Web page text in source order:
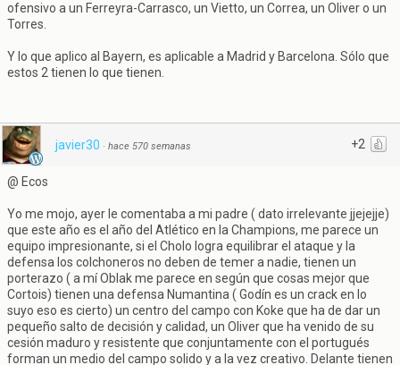
ofensivo a un Ferreyra-Carrasco, un Vietto, un Correa, un Oliver o un
Torres.
Y lo que aplico al Bayern, es aplicable a Madrid y Barcelona. Sólo que
estos 2 tienen lo que tienen.
+2
javier30 · hace 570 semanas
@ Ecos
Yo me mojo, ayer le comentaba a mi padre ( dato irrelevante jjejejje)
que este año es el año del Atlético en la Champions, me parece un
equipo impresionante, si el Cholo logra equilibrar el ataque y la
defensa los colchoneros no deben de temer a nadie, tienen un
porterazo ( a mí Oblak me parece en según que cosas mejor que
Cortois) tienen una defensa Numantina ( Godín es un crack en lo
suyo eso es cierto) un centro del campo con Koke que ha de dar un
pequeño salto de decisión y calidad, un Oliver que ha venido de su
cesión maduro y resistente que conjuntamente con el portugués
forman un medio del campo solido y a la vez creativo. Delante tienen